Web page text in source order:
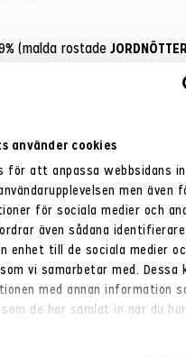
använder cookies
för att anpassa webbsidans
men även
för sociala medier och
även sådana identifierare
enhet till de sociala medier
vi samarbetar med. Dessa
med annan information
de har samlat in när du
(malda rostade JORDNÖTTER